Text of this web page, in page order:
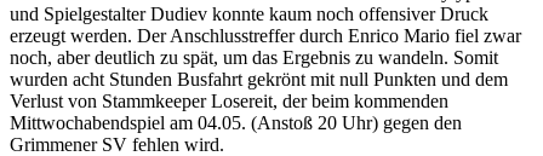
und Spielgestalter Dudiev konnte kaum noch offensiver Druck
erzeugt werden. Der Anschlusstreffer durch Enrico Mario fiel zwar
noch, aber deutlich zu spät, um das Ergebnis zu wandeln. Somit
wurden acht Stunden Busfahrt gekrönt mit null Punkten und dem
Verlust von Stammkeeper Losereit, der beim kommenden
Mittwochabendspiel am 04.05. (Anstoß 20 Uhr) gegen den
Grimmener SV fehlen wird.